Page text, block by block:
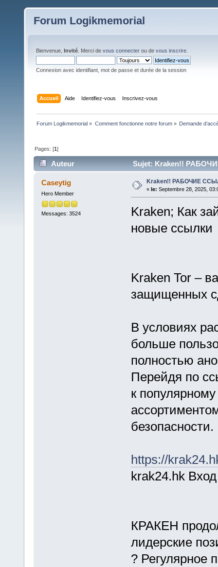
Forum Logikmemorial
Bienvenue, Invité . Merci de vous connecter ou de vous inscrire
Connexion avec identifiant, mot de passe et durée de la session
Accueil Aide Identifiez-vous Inscrivez-vous
Forum Logikmemorial » Comment fonctionne notre forum» Demande
Pages: [1]
Auteur Sujet: Kraken!!
Caseytig
Hero Member
Messages: 3524
Kraken!! РАБОЧИЕ
« le: Septembre 28, 2025,
Kraken; Как
новые ссылки
Kraken Tor –
защищенных
В условиях
больше
полностью
Перейдя по
к
безопасности.
https://
krak24.hk Вход
КРАКЕН
лидерские
? Регулярное